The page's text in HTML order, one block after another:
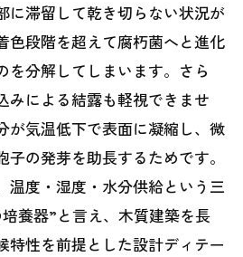
に滞留して乾き切らない状況が
色段階を超えて腐朽菌へと進化
を分解してしまいます。さら
みによる結露も軽視できませ
が気温低下で表面に凝縮し、微
の発芽を助長するためです。
温度・湿度・水分供給という三
養器”と言え、木質建築を長
特性を前提とした設計ディテー